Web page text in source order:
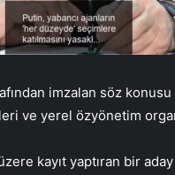
imzalan söz
ve yerel özyönetim
kayıt yaptıran bir